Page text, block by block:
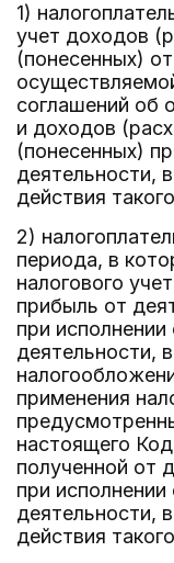
1)
учет доходов
(понесенных)
соглашений об
и доходов
(понесенных)
деятельности,
действия
2)
периода, в
налогового
прибыль от
при
деятельности,
применения
настоящего
полученной от
при
деятельности,
действия